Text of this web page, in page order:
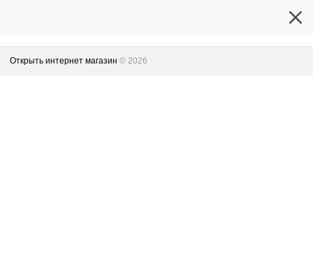
Открыть интернет магазин © 2026